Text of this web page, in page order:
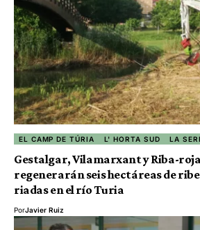
EL CAMP DE TÚRIA L' HORTA SUD LA
Gestalgar, Vilamarxant y Riba-
regenerarán seis hectáreas de
riadas en el río Turia
PorJavier Ruiz